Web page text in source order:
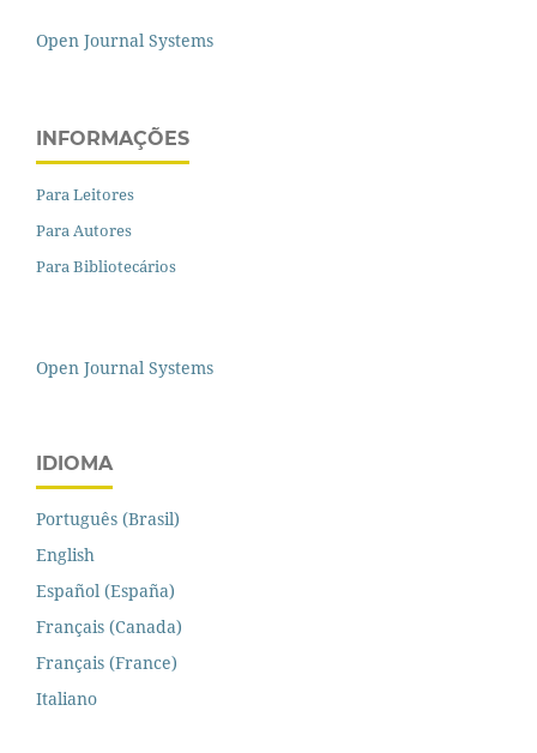
Open Journal Systems
INFORMAÇÕES
Para Leitores
Para Autores
Para Bibliotecários
Open Journal Systems
IDIOMA
Português (Brasil)
English
Español (España)
Français (Canada)
Français (France)
Italiano